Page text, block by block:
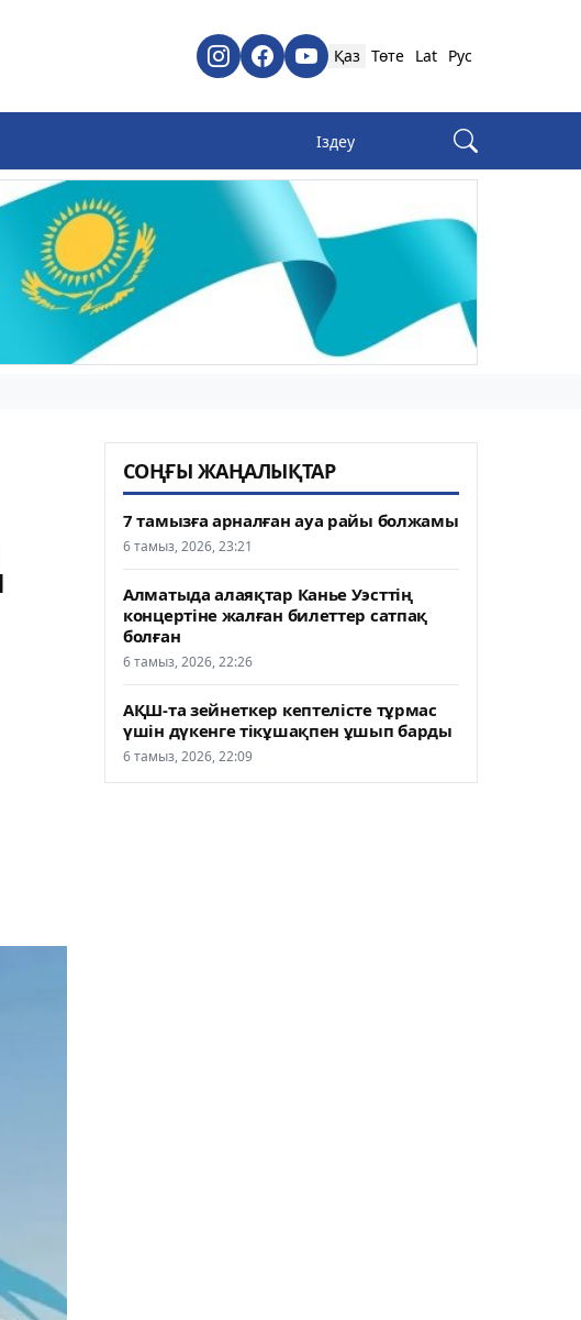
Қаз Төте Lat Рус
СОҢҒЫ ЖАҢАЛЫҚТАР
7 тамызға арналған ауа райы болжамы
6 тамыз, 2026, 23:21
Алматыда алаяқтар Канье Уэсттің
концертіне жалған билеттер сатпақ
болған
6 тамыз, 2026, 22:26
АҚШ-та зейнеткер кептелісте тұрмас
үшін дүкенге тікұшақпен ұшып барды
6 тамыз, 2026, 22:09